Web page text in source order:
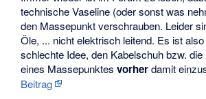
technische Vaseline (oder sonst was
den Massepunkt verschrauben. Leider
Öle, ... nicht elektrisch leitend. Es ist
schlechte Idee, den Kabelschuh bzw.
eines Massepunktesvorherdamit
Beitrag